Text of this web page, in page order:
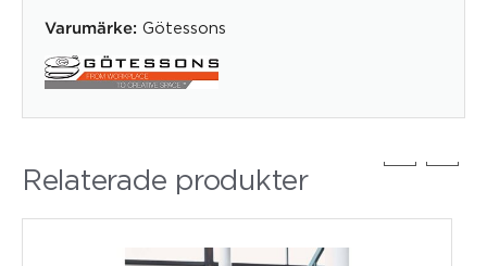
Varumärke: Götessons
Relaterade produkter